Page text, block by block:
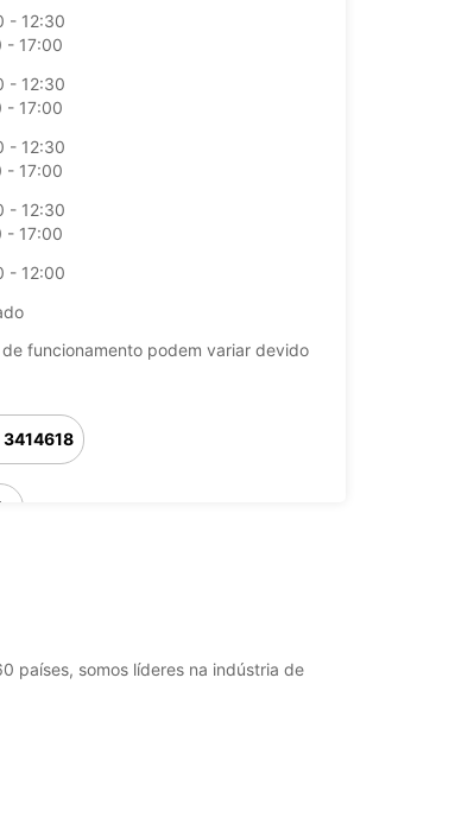
- 12:30
- 17:00
- 12:30
- 17:00
- 12:30
- 17:00
- 12:30
- 17:00
- 12:00
de funcionamento podem variar devido
países, somos líderes na indústria de